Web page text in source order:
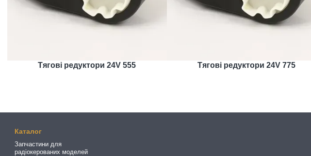
Тягові редуктори 24V 555 Тягові редуктори 24V 775
Каталог
Запчастини для
радіокерованих моделей